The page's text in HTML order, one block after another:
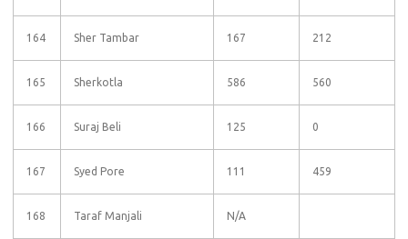
164 Sher Tambar 167 212
165 Sherkotla 586 560
166 Suraj Beli 125 0
167 Syed Pore 111 459
168 Taraf Manjali N/A